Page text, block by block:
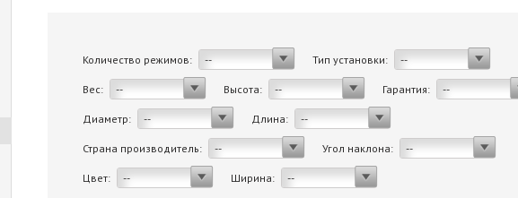
Количество режимов:
-- Тип установки: --
Вес: -- Высота: -- Гарантия: --
Диаметр: -- Длина: --
Страна производитель: -- Угол наклона: --
Цвет: -- Ширина: --